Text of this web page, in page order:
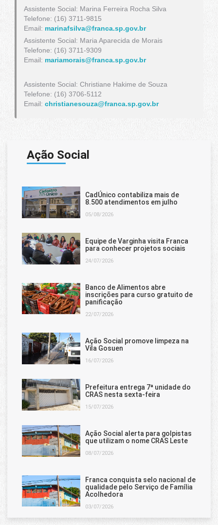
Assistente Social: Marina Ferreira Rocha Silva
Telefone: (16) 3711-9815
Email: marinafsilva@franca.sp.gov.br
Assistente Social: Maria Aparecida de Morais
Telefone: (16) 3711-9309
Email: mariamorais@franca.sp.gov.br
Assistente Social: Christiane Hakime de Souza
Telefone: (16) 3706-5112
Email: christianesouza@franca.sp.gov.br
Ação Social
CadÚnico contabiliza mais de
8.500 atendimentos em julho
05/08/2026
Equipe de Varginha visita Franca
para conhecer projetos sociais
24/07/2026
Banco de Alimentos abre
inscrições para curso gratuito de
panificação
22/07/2026
Ação Social promove limpeza na
Vila Gosuen
16/07/2026
Prefeitura entrega 7ª unidade do
CRAS nesta sexta-feira
15/07/2026
Ação Social alerta para golpistas
que utilizam o nome CRAS Leste
08/07/2026
Franca conquista selo nacional de
qualidade pelo Serviço de Família
Acolhedora
03/07/2026